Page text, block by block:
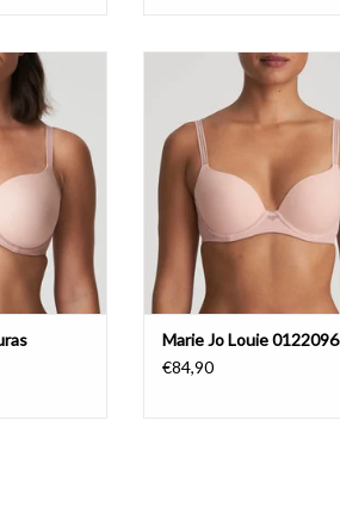
Mousse Bh Hartvorm
Marie Jo Louie
Marie Jo Louie 0122096
€84,90